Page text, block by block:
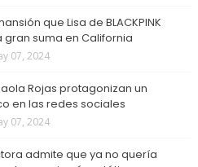
que Lisa de BLACKPINK
suma en California
07, 2024
Rojas protagonizan un
en las redes sociales
07, 2024
admite que ya no quería